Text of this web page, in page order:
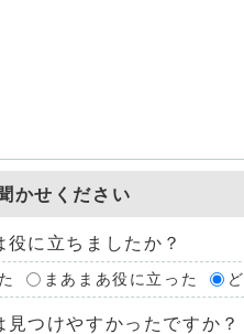
かせください
役に立ちましたか？
まあまあ役に立った
見つけやすかったですか？